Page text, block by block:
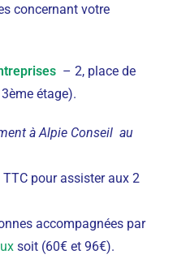
concernant votre
– 2, place de
étage).
à Alpie Conseil au
pour assister aux 2
accompagnées par
soit (60€ et 96€).